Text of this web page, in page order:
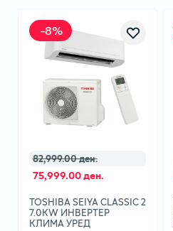
-8%
82,999.00 ден.
75,999.00 ден.
TOSHIBA SEIYA CLASSIC 2
7.0KW ИНВЕРТЕР
КЛИМА УРЕД